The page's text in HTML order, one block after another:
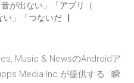
が出ない」「アプリ（
い」「つないだ
Music & NewsのAndroidア
Media Inc.が提供する : 瞬